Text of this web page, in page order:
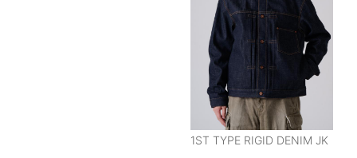
1ST TYPE RIGID DENIM JK